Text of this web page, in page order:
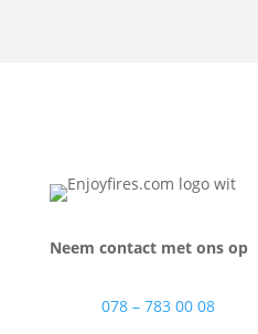
Neem contact met ons op
078 – 783 00 08